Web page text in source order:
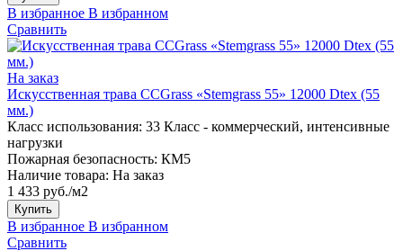
В избранное В избранном
Сравнить
На заказ
Искусственная трава CCGrass «Stemgrass 55» 12000 Dtex (55
мм.)
Класс использования: 33 Класс - коммерческий, интенсивные
нагрузки
Пожарная безопасность: КМ5
Наличие товара: На заказ
1 433 руб./м2
Купить
В избранное В избранном
Сравнить